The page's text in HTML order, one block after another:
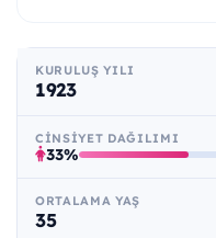
KURULUŞ YILI
1923
CINSIYET DAĞILIMI
33%
ORTALAMA YAŞ
35